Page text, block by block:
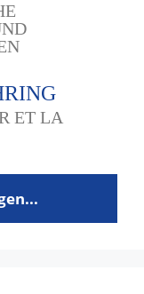
ET LA